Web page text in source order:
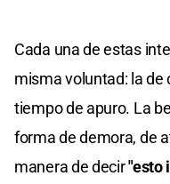
Cada una de estas
misma voluntad: la de
tiempo de apuro. La
forma de demora, de
manera de decir"esto